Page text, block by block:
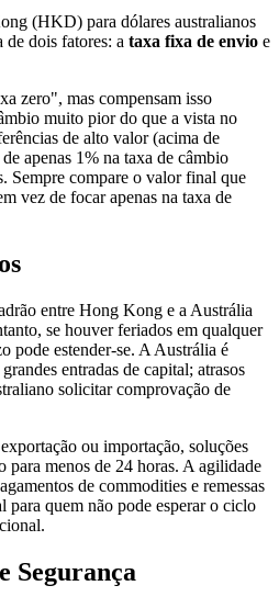
(HKD) para dólares australianos
dois fatores: a taxa fixa de envio e
zero", mas compensam isso
muito pior do que a vista no
de alto valor (acima de
apenas 1% na taxa de câmbio
Sempre compare o valor final que
vez de focar apenas na taxa de
entre Hong Kong e a Austrália
se houver feriados em qualquer
pode estender-se. A Austrália é
entradas de capital; atrasos
solicitar comprovação de
ou importação, soluções
para menos de 24 horas. A agilidade
de commodities e remessas
para quem não pode esperar o ciclo
Segurança